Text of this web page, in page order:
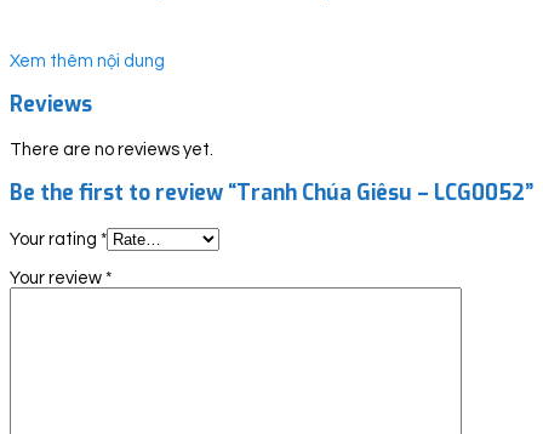
Xem thêm nội dung
Reviews
There are no reviews yet.
Be the first to review “Tranh Chúa Giêsu – LCG0052”
Your rating *
Your review *